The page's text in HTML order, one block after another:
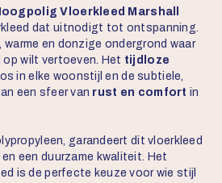
Vloerkleed Marshall
dat uitnodigt tot ontspanning.
warme en donzige ondergrond waar
op wilt vertoeven. Het tijdloze
in elke woonstijl en de subtiele,
een sfeer van rust en comfort in
garandeert dit vloerkleed
en een duurzame kwaliteit. Het
is de perfecte keuze voor wie stijl